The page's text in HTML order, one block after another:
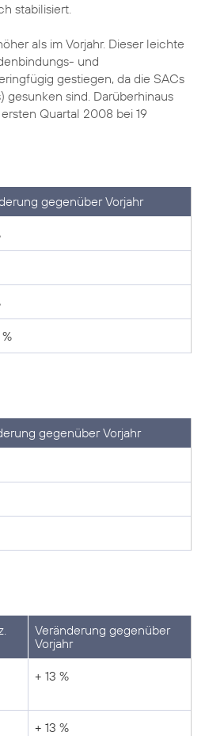
stabilisiert.
als im Vorjahr. Dieser leichte
und
gestiegen, da die SACs
gesunken sind. Darüberhinaus
Quartal 2008 bei 19
gegenüber Vorjahr
gegenüber Vorjahr
Veränderung gegenüber
Vorjahr
+ 13 %
+ 13 %